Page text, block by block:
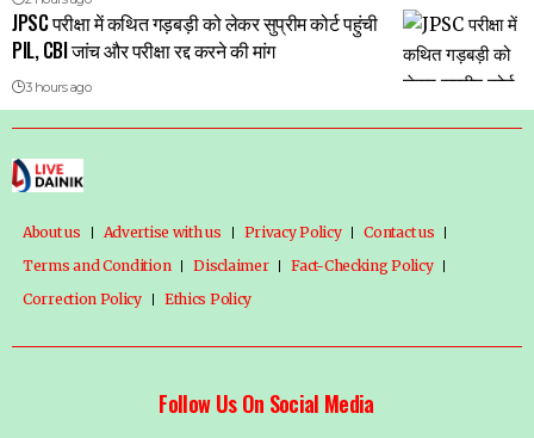
JPSC परीक्षा में कथित गड़बड़ी को लेकर सुप्रीम कोर्ट पहुंची
PIL, CBI जांच और परीक्षा रद्द करने की मांग
3 hours ago
About us Advertise with us Privacy Policy
Contact us
Terms and Condition
Disclaimer
Fact-Checking Policy
Correction Policy
Ethics Policy
Follow Us On Social Media